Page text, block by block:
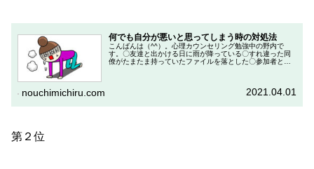
何でも自分が悪いと思ってしまう時の対処法
こんばんは（^^）。心理カウンセリング勉強中の野内で
す。〇友達と出かける日に雨が降っている〇すれ違った同
僚がたまたま持っていたファイルを落とした〇参加者とし
nouchimichiru.com 2021.04.01
第２位